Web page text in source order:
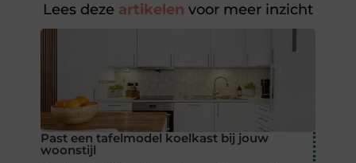
Lees deze artikelen voor meer inzicht
Past een tafelmodel koelkast bij jouw
woonstijl